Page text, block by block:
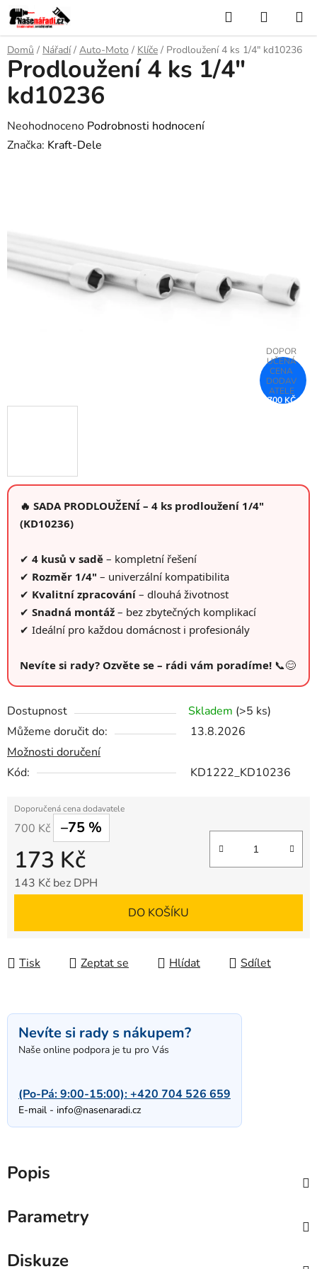
Přejít
na
obsah
Hledat
KOŠÍK
Domů / Nářadí / Auto-Moto / Klíče / Prodloužení 4 ks 1/4" kd10236
🔥 SADA PRODLOUŽENÍ – 4 ks prodloužení 1/4"
(KD10236)
✔ 4 kusů v sadě – kompletní řešení
✔ Rozměr 1/4" – univerzální kompatibilita
✔ Kvalitní zpracování – dlouhá životnost
✔ Snadná montáž – bez zbytečných komplikací
✔ Ideální pro každou domácnost i profesionály
Nevíte si rady? Ozvěte se – rádi vám poradíme! 📞😊
Dostupnost Skladem (>5 ks)
Můžeme doručit do:
13.8.2026
Možnosti doručení
Kód:
KD1222_KD10236
700 Kč –75 %
173 Kč
143 Kč bez DPH
DO KOŠÍKU
Tisk Zeptat se Hlídat Sdílet
Prodloužení 4 ks 1/4"
kd10236
Průměrné
hodnocení
hvězdiček.
Neohodnoceno Podrobnosti hodnocení
Značka: Kraft-Dele
700 KČ
Nevíte si rady s nákupem?
Naše online podpora je tu pro Vás
(Po-Pá: 9:00-15:00):+420 704 526 659
E-mail - info@nasenaradi.cz
Popis
Parametry
Diskuze